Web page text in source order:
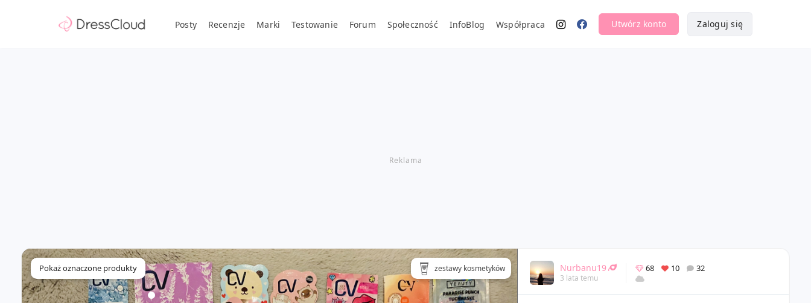
Posty Recenzje Marki Testowanie Forum Społeczność InfoBlog Współpraca Utwórz konto Zaloguj się
Pokaż oznaczone produkty zestawy kosmetyków Nurbanu19
3 lata temu
68 10 32